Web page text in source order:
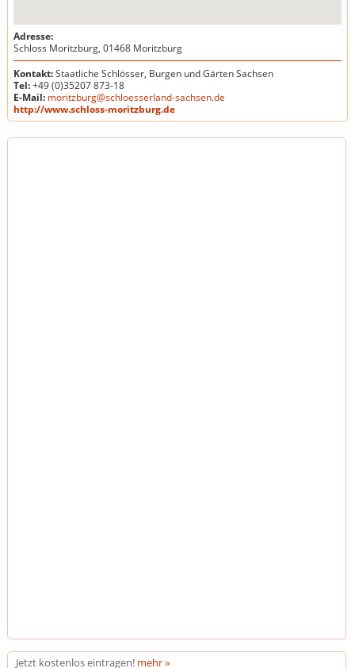
Adresse:
Schloss Moritzburg, 01468 Moritzburg
Kontakt:Staatliche Schlösser, Burgen und Gärten Sachsen
Tel:+49 (0)35207 873-18
E-Mail: moritzburg@schloesserland-sachsen.de
http://www.schloss-moritzburg.de
Jetzt kostenlos eintragen! mehr »